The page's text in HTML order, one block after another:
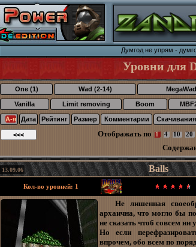
Думгод не упpям -
Уровни для
One (1) Wad (2-14)
Vanilla Limit removing Boom
А-я Дата Рейтинг Размер Комментарии Скачивания
Отображать по 1 4 10 20
13.09.06 Balls
Кол-во уровней: 1
Не лишенная
архаична, что могло бы
не сказать чтоб совсем
Но если
впрочем, обо всем по